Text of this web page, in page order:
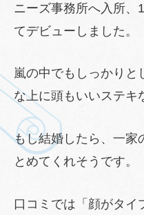
ニーズ事務所へ入所、
てデビューしました。
嵐の中でもしっかりと
な上に頭もいいステキ
もし結婚したら、一家
とめてくれそうです。
口コミでは「顔がタイ